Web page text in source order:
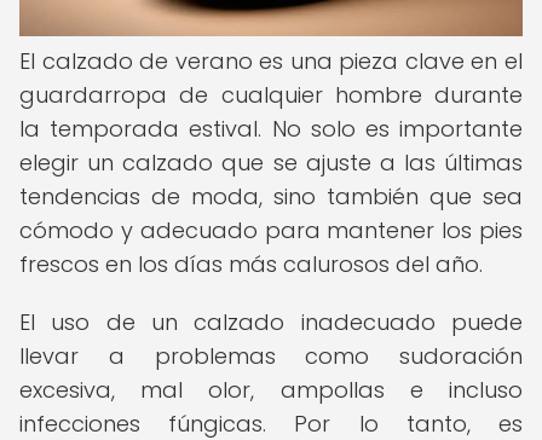
El calzado de verano es una pieza clave en el
guardarropa de cualquier hombre durante
la temporada estival. No solo es importante
elegir un calzado que se ajuste a las últimas
tendencias de moda, sino también que sea
cómodo y adecuado para mantener los pies
frescos en los días más calurosos del año.
El uso de un calzado inadecuado puede
llevar a problemas como sudoración
excesiva, mal olor, ampollas e incluso
infecciones fúngicas. Por lo tanto, es